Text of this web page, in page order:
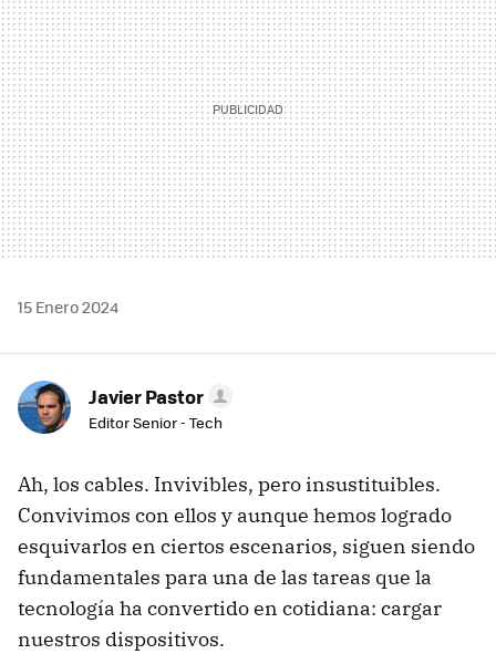
15 Enero 2024
Javier Pastor
Editor Senior - Tech
Ah, los cables. Invivibles, pero insustituibles.
Convivimos con ellos y aunque hemos logrado
esquivarlos en ciertos escenarios, siguen siendo
fundamentales para una de las tareas que la
tecnología ha convertido en cotidiana: cargar
nuestros dispositivos.